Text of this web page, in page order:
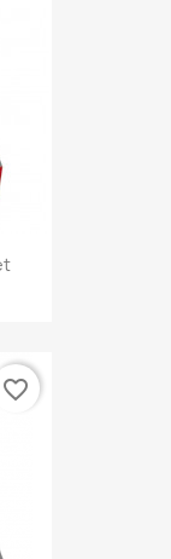
favorite_border